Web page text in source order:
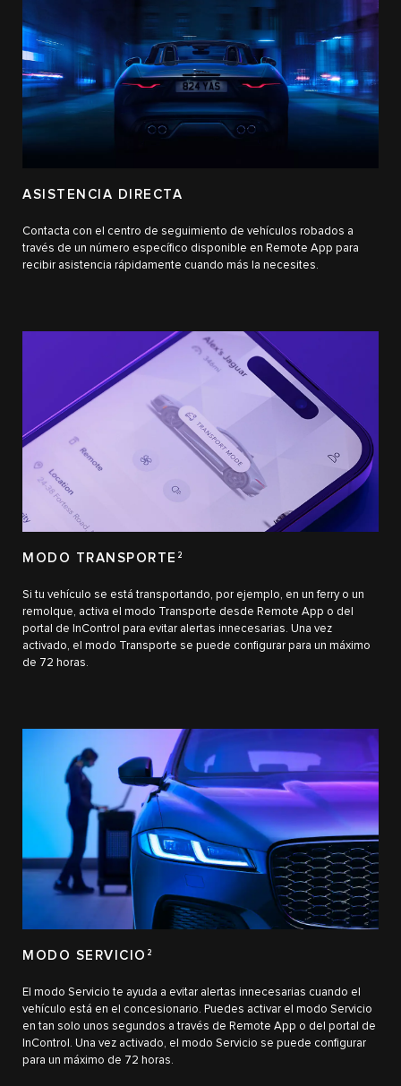
ASISTENCIA DIRECTA
Contacta con el centro de seguimiento de vehículos robados a
través de un número específico disponible en Remote App para
recibir asistencia rápidamente cuando más la necesites.
MODO TRANSPORTE 2
Si tu vehículo se está transportando, por ejemplo, en un ferry o un
remolque, activa el modo Transporte desde Remote App o del
portal de InControl para evitar alertas innecesarias. Una vez
activado, el modo Transporte se puede configurar para un máximo
de 72 horas.
MODO SERVICIO 2
El modo Servicio te ayuda a evitar alertas innecesarias cuando el
vehículo está en el concesionario. Puedes activar el modo Servicio
en tan solo unos segundos a través de Remote App o del portal de
InControl. Una vez activado, el modo Servicio se puede configurar
para un máximo de 72 horas.